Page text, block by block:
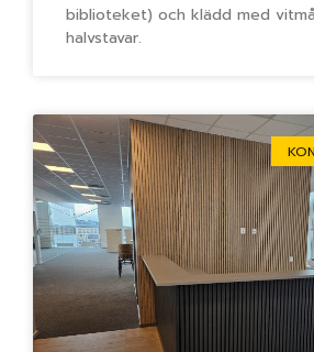
biblioteket) och klädd med
halvstavar.